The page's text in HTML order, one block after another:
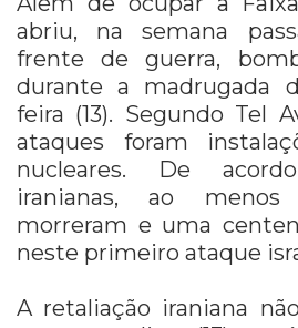
abriu, na semana
frente de guerra,
durante a madrugada
feira (13). Segundo Tel
ataques foram
nucleares. De
iranianas, ao menos
morreram e uma
neste primeiro ataque
A retaliação iraniana